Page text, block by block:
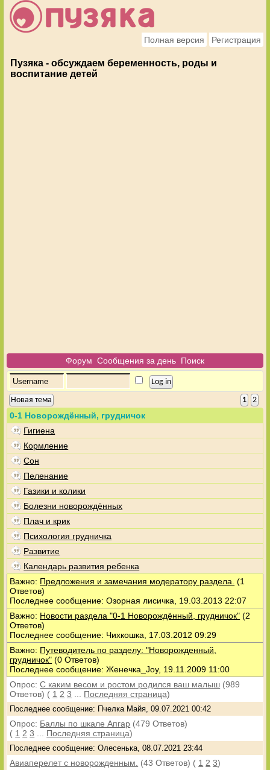
Полная версия Регистрация
Пузяка - обсуждаем беременность, роды и
воспитание детей
Форум Сообщения за день Поиск
1 2
Новая тема
0-1 Новорождённый, грудничок
Гигиена
Кормление
Сон
Пеленание
Газики и колики
Болезни новорождённых
Плач и крик
Психология грудничка
Развитие
Календарь развития ребенка
Важно: Предложения и замечания модератору раздела. (1
Ответов)
Последнее сообщение: Озорная лисичка, 19.03.2013 22:07
Важно: Новости раздела "0-1 Новорождённый, грудничок" (2
Ответов)
Последнее сообщение: Чихкошка, 17.03.2012 09:29
Важно: Путеводитель по разделу: "Новорожденный,
грудничок" (0 Ответов)
Последнее сообщение: Женечка_Joy, 19.11.2009 11:00
Опрос:С каким весом и ростом родился ваш малыш (989
Ответов) ( 1 2 3 Последняя страница)
Последнее сообщение: Пчелка Майя, 09.07.2021 00:42
Опрос: Баллы по шкале Апгар (479 Ответов)
( 1 2 3 Последняя страница)
Последнее сообщение: Олесенька, 08.07.2021 23:44
Авиаперелет с новорожденным. (43 Ответов) ( 1 2 3)